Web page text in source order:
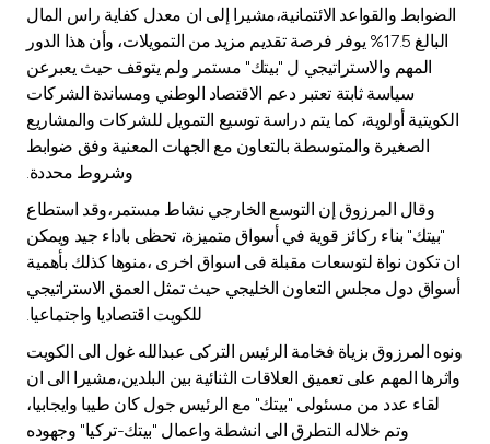
الضوابط والقواعد الائتمانية،مشيرا إلى ان معدل كفاية راس المال
البالغ 17.5% يوفر فرصة تقديم مزيد من التمويلات، وأن هذا الدور
المهم والاستراتيجي ل "بيتك" مستمر ولم يتوقف حيث يعبرعن
سياسة ثابتة تعتبر دعم الاقتصاد الوطني ومساندة الشركات
الكويتية أولوية، كما يتم دراسة توسيع التمويل للشركات والمشاريع
الصغيرة والمتوسطة بالتعاون مع الجهات المعنية وفق ضوابط
وشروط محددة.
وقال المرزوق إن التوسع الخارجي نشاط مستمر،وقد استطاع
"بيتك" بناء ركائز قوية في أسواق متميزة، تحظى باداء جيد ويمكن
ان تكون نواة لتوسعات مقبلة فى اسواق اخرى ،منوها كذلك بأهمية
أسواق دول مجلس التعاون الخليجي حيث تمثل العمق الاستراتيجي
للكويت اقتصاديا واجتماعيا.
ونوه المرزوق بزياة فخامة الرئيس التركى عبدالله غول الى الكويت
واثرها المهم على تعميق العلاقات الثنائية بين البلدين،مشيرا الى ان
لقاء عدد من مسئولى "بيتك" مع الرئيس جول كان طيبا وايجابيا،
وتم خلاله التطرق الى انشطة واعمال "بيتك-تركيا" وجهوده